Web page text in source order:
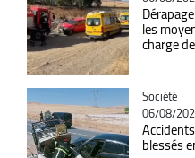
les
charge
Catégorie
Société
06/08/
blessés